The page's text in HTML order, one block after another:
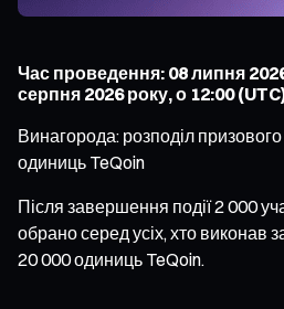
Час проведення: 08 липня
серпня 2026 року, о 12:00
Винагорода: розподіл
одиниць TeQoin
Після завершення події 2 000
обрано серед усіх, хто виконав
20 000 одиниць TeQoin.